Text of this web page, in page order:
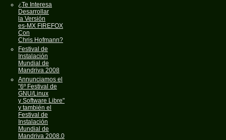
¿Te Interesa
Desarrollar
la Versión
es-MX FIREFOX
Con
Chris Hofmann?
Festival de
Instalación
Mundial de
Mandriva 2008
Annunciamos el
"6º Festival de
GNU/Linux
y Software Libre"
y también el
Festival de
Instalación
Mundial de
Mandriva 2008.0